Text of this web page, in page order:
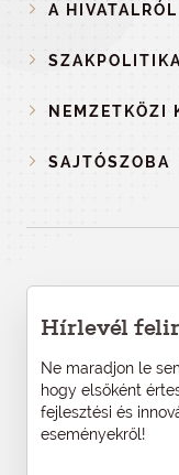
A HIVATALRÓL
NEMZETKÖZI
SAJTÓSZOBA
Hírlevél
Ne maradjon le
hogy elsőként
fejlesztési és
eseményekről!